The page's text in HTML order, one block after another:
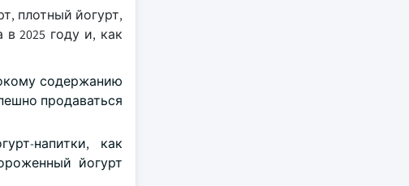
плотный йогурт,
2025 году и, как
содержанию
продаваться
напитки, как
йогурт